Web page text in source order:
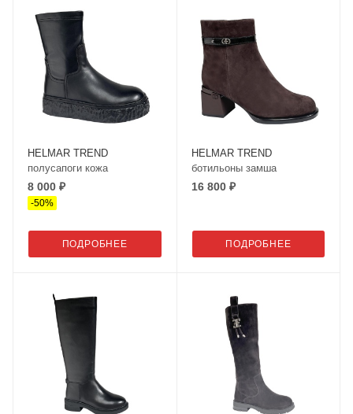
HELMAR TREND
полусапоги кожа
8 000 ₽
-50%
ПОДРОБНЕЕ
HELMAR TREND
ботильоны замша
16 800 ₽
ПОДРОБНЕЕ